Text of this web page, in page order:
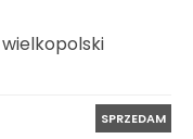
SPRZEDAM